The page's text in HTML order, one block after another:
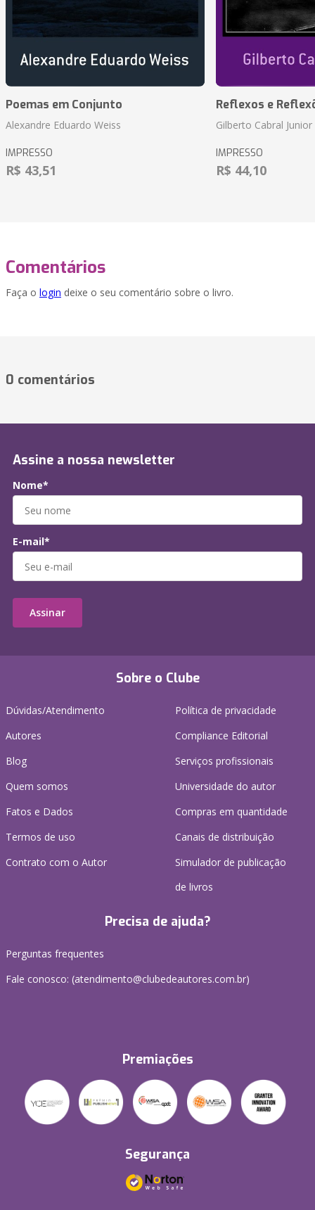
Poemas em Conjunto
Alexandre Eduardo Weiss
IMPRESSO
R$ 43,51
Reflexos e
Gilberto Cabral Junior
IMPRESSO
R$ 44,10
Comentários
Faça o login deixe o seu comentário sobre o livro.
0 comentários
Sobre o Clube
Dúvidas/Atendimento
Autores
Blog
Quem somos
Fatos e Dados
Termos de uso
Contrato com o Autor
Política de privacidade
Compliance Editorial
Serviços profissionais
Universidade do autor
Compras em quantidade
Canais de distribuição
Simulador de publicação
de livros
Precisa de ajuda?
Perguntas frequentes
Fale conosco: (atendimento@clubedeautores.com.br)
Premiações
Segurança
Assine a nossa newsletter
Nome*
E-mail*
Assinar